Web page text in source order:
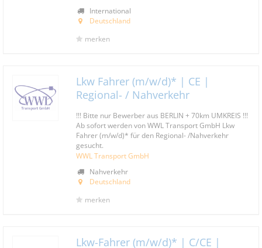
International
Deutschland
merken
Lkw Fahrer (m/w/d)* | CE |
Regional- / Nahverkehr
!!! Bitte nur Bewerber aus BERLIN + 70km UMKREIS !!!
Ab sofort werden von WWL Transport GmbH Lkw
Fahrer (m/w/d)* für den Regional- /Nahverkehr
gesucht.
WWL Transport GmbH
Nahverkehr
Deutschland
merken
Lkw-Fahrer (m/w/d)* | C/CE |